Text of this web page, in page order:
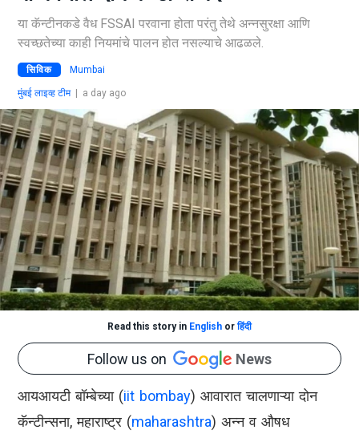
या कॅन्टीनकडे वैध FSSAI परवाना होता परंतु तेथे अन्नसुरक्षा आणि
स्वच्छतेच्या काही नियमांचे पालन होत नसल्याचे आढळले.
सिविक Mumbai
मुंबई लाइव्ह टीम| a day ago
Read this story in English orहिंदी
Follow us on News
आयआयटी बॉम्बेच्या (iit bombay) आवारात चालणाऱ्या दोन
कॅन्टीन्सना, महाराष्ट्र (maharashtra) अन्न व औषध